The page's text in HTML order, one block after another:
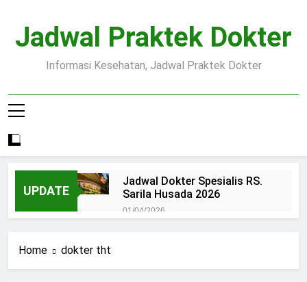
content
Jadwal Praktek Dokter
Informasi Kesehatan, Jadwal Praktek Dokter
UPDATE
Jadwal Dokter Spesialis RS.
Sarila Husada 2026
01/04/2026
Pendaftaran Pasien BPJS
Home dokter tht